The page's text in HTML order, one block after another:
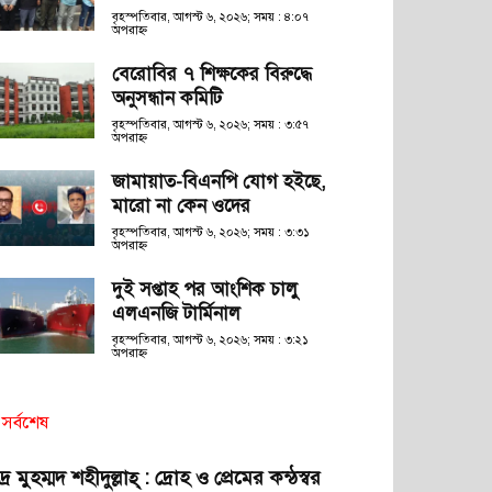
বৃহস্পতিবার, আগস্ট ৬, ২০২৬; সময় : ৪:০৭
অপরাহ্ণ
বেরোবির ৭ শিক্ষকের বিরুদ্ধে
অনুসন্ধান কমিটি
বৃহস্পতিবার, আগস্ট ৬, ২০২৬; সময় : ৩:৫৭
অপরাহ্ণ
জামায়াত-বিএনপি যোগ হইছে,
মারো না কেন ওদের
বৃহস্পতিবার, আগস্ট ৬, ২০২৬; সময় : ৩:৩১
অপরাহ্ণ
দুই সপ্তাহ পর আংশিক চালু
এলএনজি টার্মিনাল
বৃহস্পতিবার, আগস্ট ৬, ২০২৬; সময় : ৩:২১
অপরাহ্ণ
সর্বশেষ
মুহম্মদ শহীদুল্লাহ্ : দ্রোহ ও প্রেমের কন্ঠস্বর